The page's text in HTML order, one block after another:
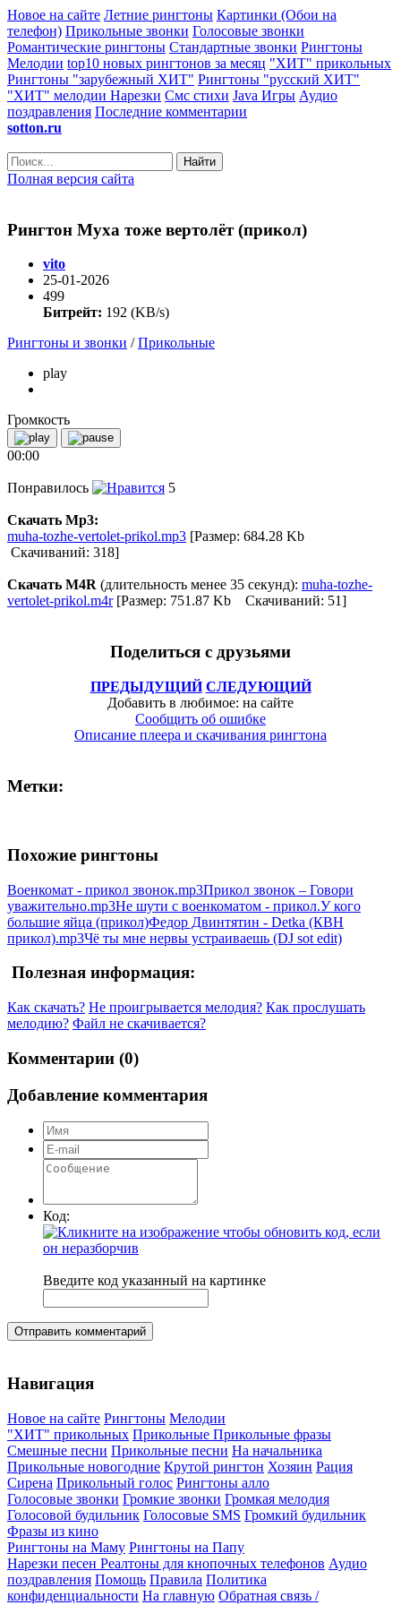
Новое на сайте Летние рингтоны Картинки (Обои на
телефон) Прикольные звонки Голосовые звонки
Романтические рингтоны Стандартные звонки Рингтоны
Мелодии top10 новых рингтонов за месяц "ХИТ" прикольных
Рингтоны "зарубежный ХИТ" Рингтоны "русский ХИТ"
"ХИТ" мелодии Нарезки Смс стихи Java Игры Аудио
поздравления Последние комментарии
sotton.ru
Найти
Полная версия сайта
Рингтон Муха тоже вертолёт (прикол)
vito
25-01-2026
499
Битрейт: 192 (KB/s)
Рингтоны и звонки /Прикольные
play
Громкость
00:00
Понравилось 5
Скачать Mp3:
muha-tozhe-vertolet-prikol.mp3 [Размер: 684.28 Kb
Скачиваний: 318]
Скачать M4R (длительность менее 35 секунд): muha-tozhe-
vertolet-prikol.m4r[Размер: 751.87 Kb Скачиваний: 51]
Поделиться с друзьями
ПРЕДЫДУЩИЙ СЛЕДУЮЩИЙ
Добавить в любимое: на сайте
Сообщить об ошибке
Описание плеера и скачивания рингтона
Метки:
Похожие рингтоны
Военкомат - прикол звонок.mp3Прикол звонок – Говори
уважительно.mp3Не шути с военкоматом - прикол.У кого
большие яйца (прикол)Федор Двинтятин - Detka (КВН
прикол).mp3Чё ты мне нервы устраиваешь (DJ sot edit)
Полезная информация:
Как скачать? Не проигрывается мелодия? Как прослушать
мелодию? Файл не скачивается?
Комментарии (0)
Добавление комментария
Код:
Введите код указанный на картинке
Отправить комментарий
Навигация
Новое на сайте Рингтоны Мелодии
"ХИТ" прикольных Прикольные Прикольные фразы
Смешные песни Прикольные песни На начальника
Прикольные новогодние Крутой рингтон Хозяин Рация
Сирена Прикольный голос Рингтоны алло
Голосовые звонки Громкие звонки Громкая мелодия
Голосовой будильник Голосовые SMS Громкий будильник
Фразы из кино
Рингтоны на Маму Рингтоны на Папу
Нарезки песен Реалтоны для кнопочных телефонов Аудио
поздравления Помощь Правила Политика
конфиденциальности На главную Обратная связь /